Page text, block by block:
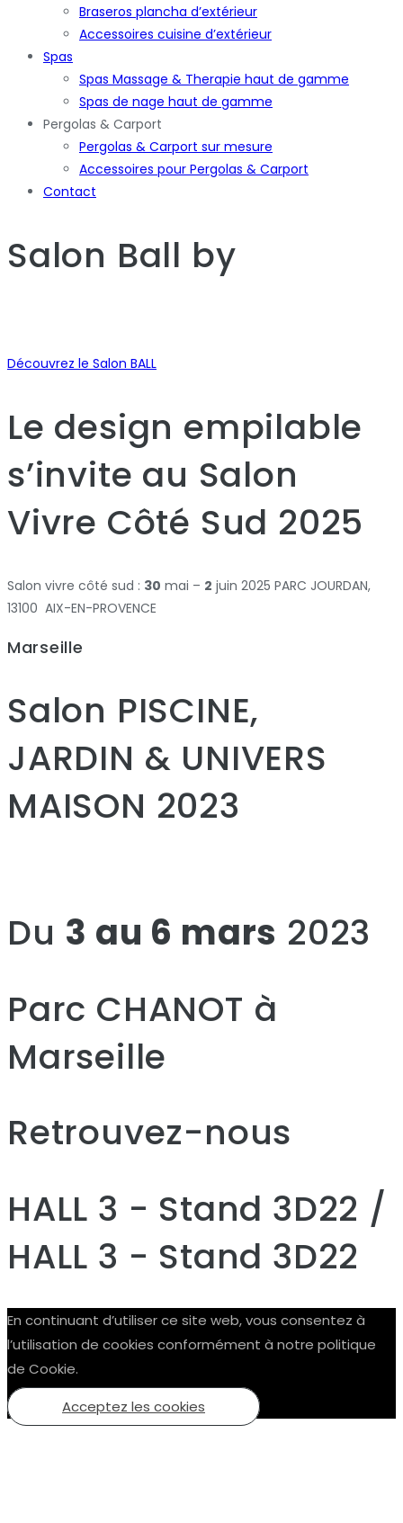
Braseros plancha d’extérieur
Accessoires cuisine d’extérieur
Spas
Spas Massage & Therapie haut de gamme
Spas de nage haut de gamme
Pergolas & Carport
Pergolas & Carport sur mesure
Accessoires pour Pergolas & Carport
Contact
Salon Ball by
Découvrez le Salon BALL
Le design empilable
s’invite au Salon
Vivre Côté Sud 2025
Salon vivre côté sud : 30 mai – 2 juin 2025 PARC JOURDAN,
13100 AIX-EN-PROVENCE
Marseille
Salon PISCINE,
JARDIN & UNIVERS
MAISON 2023
Du 3 au 6 mars 2023
Parc CHANOT à
Marseille
Retrouvez-nous
HALL 3 - Stand 3D22 /
HALL 3 - Stand 3D22
En continuant d’utiliser ce site web, vous consentez à
l’utilisation de cookies conformément à notre politique
de Cookie.
Acceptez les cookies